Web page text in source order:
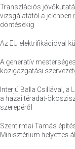
Transzlációs
vizsgálatától a
döntésekig
Az EU elektrifikációval
A generatív
közigazgatási
Interjú Balla Csillával, a
a hazai téradat-
szerepéről
Szentirmai Tamás
Minisztérium helyettes